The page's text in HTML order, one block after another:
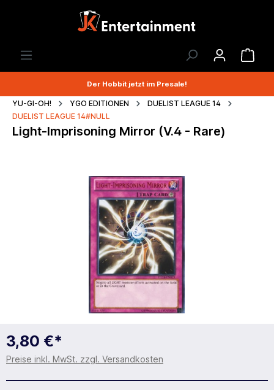
Der Hobbit jetzt im Presale!
YU-GI-OH! YGO EDITIONEN
DUELIST LEAGUE 14
DUELIST LEAGUE 14#NULL
Light-Imprisoning Mirror (V.4 - Rare)
3,80 €*
Preise inkl. MwSt. zzgl. Versandkosten